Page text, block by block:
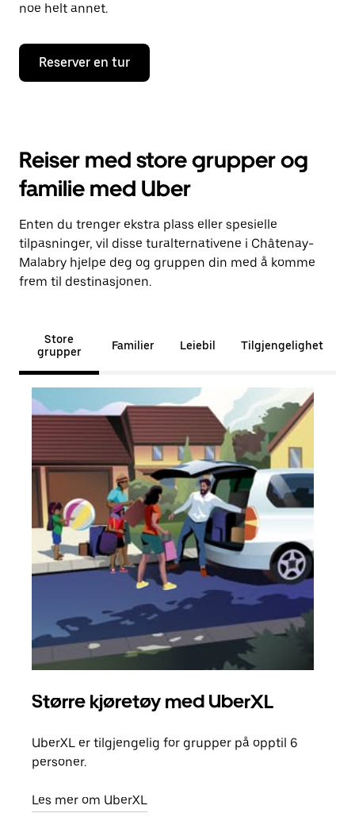
noe helt annet.
Reserver en tur
Reiser med store grupper og
familie med Uber
Enten du trenger ekstra plass eller spesielle
tilpasninger, vil disse turalternativene i Châtenay-
Malabry hjelpe deg og gruppen din med å komme
frem til destinasjonen.
Store
grupper
Familier Leiebil Tilgjengelighet
Større kjøretøy med UberXL
UberXL er tilgjengelig for grupper på opptil 6
personer.
Les mer om UberXL